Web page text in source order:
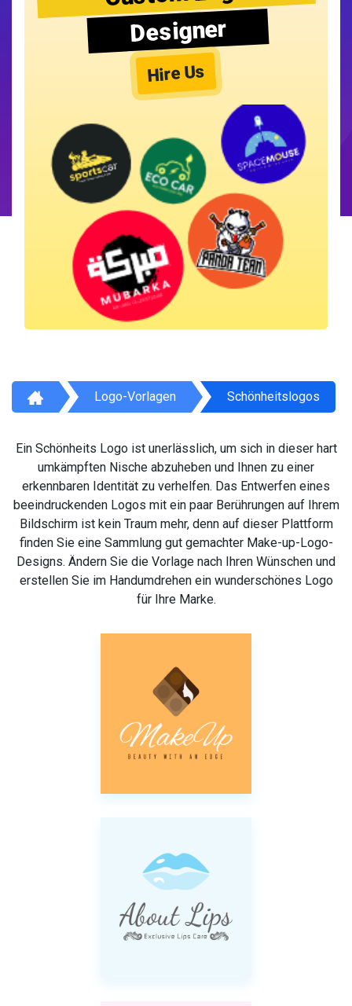
Designer
Hire Us
Logo-Vorlagen Schönheitslogos
Ein Schönheits Logo ist unerlässlich, um sich in dieser hart
umkämpften Nische abzuheben und Ihnen zu einer
erkennbaren Identität zu verhelfen. Das Entwerfen eines
beeindruckenden Logos mit ein paar Berührungen auf Ihrem
Bildschirm ist kein Traum mehr, denn auf dieser Plattform
finden Sie eine Sammlung gut gemachter Make-up-Logo-
Designs. Ändern Sie die Vorlage nach Ihren Wünschen und
erstellen Sie im Handumdrehen ein wunderschönes Logo
für Ihre Marke.